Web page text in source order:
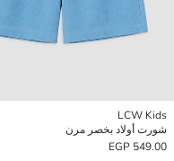
LCW Kids
شورت أولاد بخصر مرن
549.00 EGP